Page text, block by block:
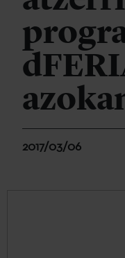
2017/03/06